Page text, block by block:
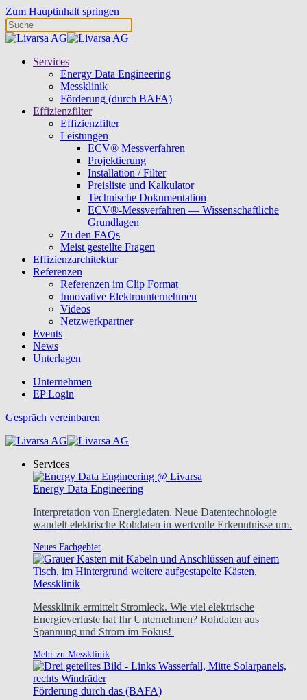
Zum Hauptinhalt springen
Services
Energy Data Engineering
Messklinik
Förderung (durch BAFA)
Effizienzfilter
Effizienzfilter
Leistungen
ECV® Messverfahren
Projektierung
Installation / Filter
Preisliste und Kalkulator
Technische Dokumentation
ECV®-Messverfahren — Wissenschaftliche
Grundlagen
Zu den FAQs
Meist gestellte Fragen
Effizienzarchitektur
Referenzen
Referenzen im Clip Format
Innovative Elektrounternehmen
Videos
Netzwerkpartner
Events
News
Unterlagen
Unternehmen
EP Login
Gespräch vereinbaren
Services
Energy Data Engineering
Interpretation von Energiedaten. Neue Datentechnologie
wandelt elektrische Rohdaten in wertvolle Erkenntnisse um.
Neues Fachgebiet
Messklinik
Messklinik ermittelt Stromleck. Wie viel elektrische
Energieverluste hat Ihr Unternehmen? Rohdaten aus
Spannung und Strom im Fokus!
Mehr zu Messklinik
Förderung durch das (BAFA)